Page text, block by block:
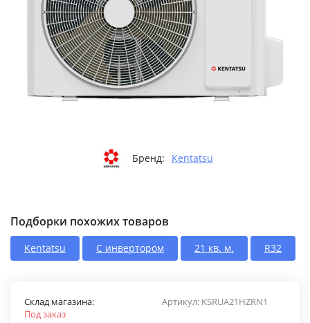
Бренд: Kentatsu
Подборки похожих товаров
Kentatsu С инвертором 21 кв. м. R32
Артикул: KSRUA21HZRN1
Склад магазина:
Под заказ